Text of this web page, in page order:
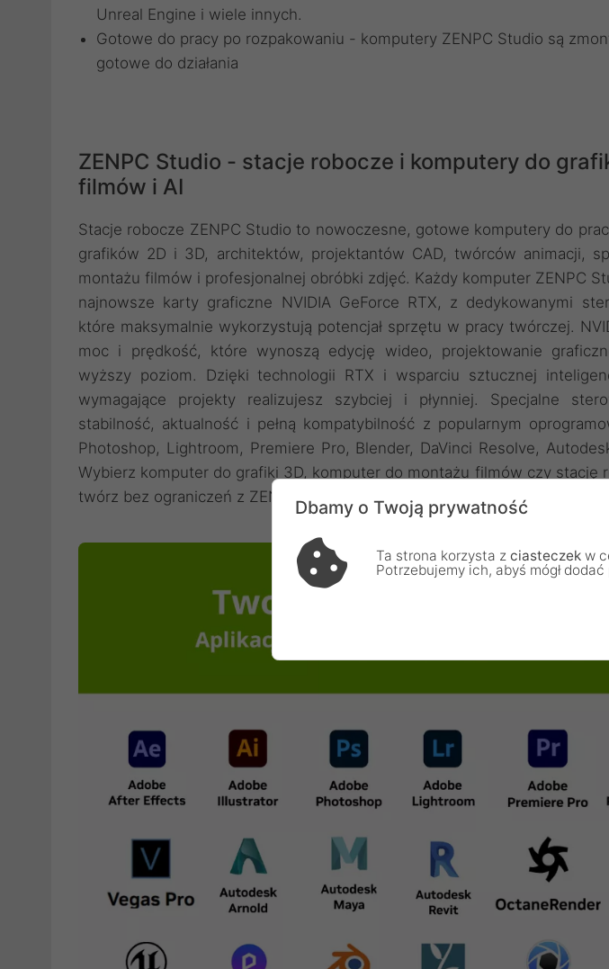
Unreal Engine i wiele innych.
Gotowe do pracy po rozpakowaniu - komputery ZENPC Studio są
gotowe do działania
ZENPC Studio - stacje robocze i komputery do
filmów i AI
Stacje robocze ZENPC Studio to nowoczesne, gotowe komputery do
grafików 2D i 3D, architektów, projektantów CAD, twórców animacji,
montażu filmów i profesjonalnej obróbki zdjęć. Każdy komputer ZENPC
najnowsze karty graficzne NVIDIA GeForce RTX, z dedykowanymi
które maksymalnie wykorzystują potencjał sprzętu w pracy twórczej.
moc i prędkość, które wynoszą edycję wideo, projektowanie
wyższy poziom. Dzięki technologii RTX i wsparciu sztucznej
wymagające projekty realizujesz szybciej i płynniej. Specjalne
stabilność, aktualność i pełną kompatybilność z popularnym
Photoshop, Lightroom, Premiere Pro, Blender, DaVinci Resolve,
Wybierz komputer do grafiki 3D, komputer do montażu filmów czy stację
twórz bez ograniczeń z ZENPC Studio.Dbamy o Twoją prywatność
Ta strona korzysta z ciasteczek w
Potrzebujemy ich, abyś mógł